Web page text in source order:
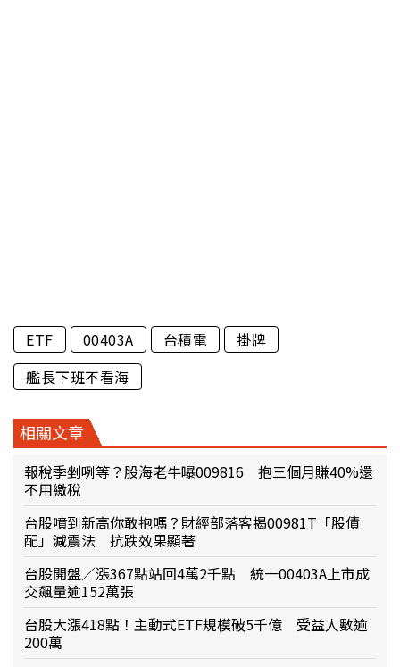
ETF 00403A 台積電
掛牌
艦長下班不看海
相關文章
報稅季剉咧等？股海老牛曝009816 抱三個月賺40%還
不用繳稅
台股噴到新高你敢抱嗎？財經部落客揭00981T「股債
配」減震法 抗跌效果顯著
台股開盤／漲367點站回4萬2千點 統一00403A上市成
交飆量逾152萬張
台股大漲418點！主動式ETF規模破5千億 受益人數逾
200萬